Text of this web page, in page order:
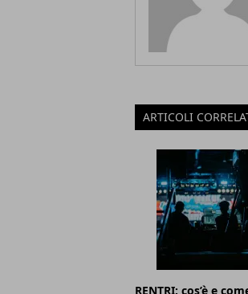
ARTICOLI
RENTRI: cos’è e